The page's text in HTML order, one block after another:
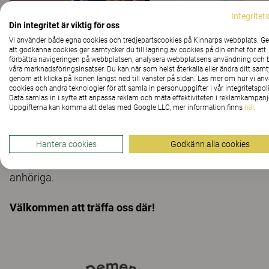
Demensdagarna erbjuder varje år en möjlighet att
inom området kognitiv svikt och demens.
Vård- och omsorgsmiljöer för
Vi finns på plats för att visa inkluderande
individens behov och krav är i centrum och som
anhöriga.
Välkommen att träffa oss där!
Din integritet är viktig för oss
Vi använder både egna cookies och tredjepartscookies på Kinnarps webbplats.
att godkänna cookies ger samtycker du till lagring av cookies på din enhet för att
förbättra navigeringen på webbplatsen, analysera webbplatsens användning och
våra marknadsföringsinsatser. Du kan när som helst återkalla eller ändra ditt
genom att klicka på ikonen längst ned till vänster på sidan. Läs mer om hur vi
cookies och andra teknologier för att samla in personuppgifter i vår
Data samlas in i syfte att anpassa reklam och mäta effektiviteten i
Uppgifterna kan komma att delas med Google LLC, mer information finns här.
Hantera cookies Godkänn alla cookies